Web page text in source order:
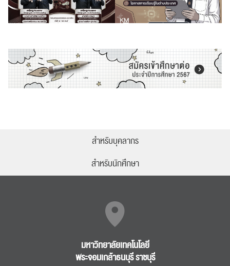
สำหรับบุคลากร
สำหรับนักศึกษา
มหาวิทยาลัยเทคโนโลยี
พระจอมเกล้าธนบุรี ราชบุรี